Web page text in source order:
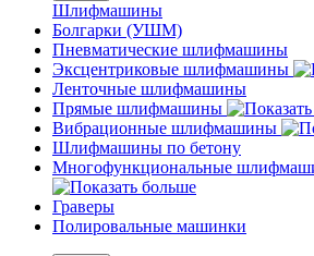
Шлифмашины
Бoлгаpки (УШM)
Пневматические шлифмашины
Эксцентриковые шлифмашины
Ленточные шлифмашины
Прямые шлифмашины
Вибрационные шлифмашины
Шлифмашины по бетону
Многофункциональные
Граверы
Полировальные машинки